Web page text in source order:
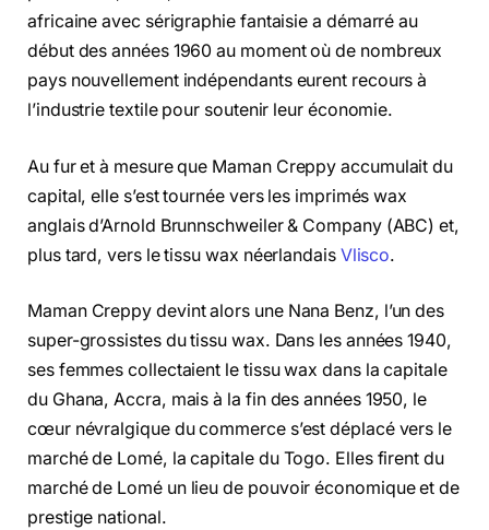
africaine avec sérigraphie fantaisie a démarré au
début des années 1960 au moment où de nombreux
pays nouvellement indépendants eurent recours à
l’industrie textile pour soutenir leur économie.
Au fur et à mesure que Maman Creppy accumulait du
capital, elle s’est tournée vers les imprimés wax
anglais d’Arnold Brunnschweiler & Company (ABC) et,
plus tard, vers le tissu wax néerlandais Vlisco.
Maman Creppy devint alors une Nana Benz, l’un des
super-grossistes du tissu wax. Dans les années 1940,
ses femmes collectaient le tissu wax dans la capitale
du Ghana, Accra, mais à la fin des années 1950, le
cœur névralgique du commerce s’est déplacé vers le
marché de Lomé, la capitale du Togo. Elles firent du
marché de Lomé un lieu de pouvoir économique et de
prestige national.